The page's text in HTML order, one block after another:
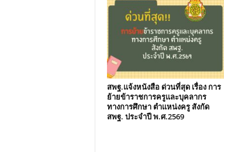
สพฐ.แจ้งหนังสือ ด่วนที่สุด เรื่อง การ
ย้ายข้าราชการครูและบุคลากร
ทางการศึกษา ตำแหน่งครู สังกัด
สพฐ. ประจำปี พ.ศ.2569